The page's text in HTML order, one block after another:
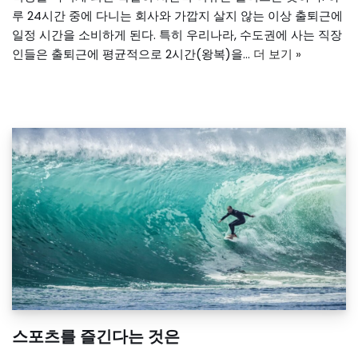
루 24시간 중에 다니는 회사와 가깝지 살지 않는 이상 출퇴근에
일정 시간을 소비하게 된다. 특히 우리나라, 수도권에 사는 직장
인들은 출퇴근에 평균적으로 2시간(왕복)을… 더 보기 »
스포츠를 즐긴다는 것은